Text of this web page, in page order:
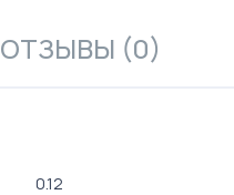
ОТЗЫВЫ (0)
0.12